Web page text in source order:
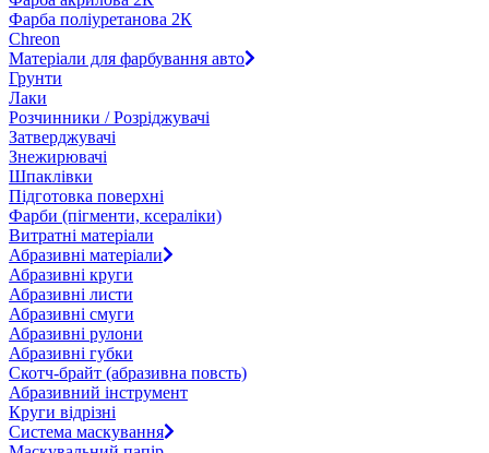
Фарба поліуретанова 2К
Chreon
Матеріали для фарбування авто
Грунти
Лаки
Розчинники / Розріджувачі
Затверджувачі
Знежирювачі
Шпаклівки
Підготовка поверхні
Фарби (пігменти, ксераліки)
Витратні матеріали
Абразивні матеріали
Абразивні круги
Абразивні листи
Абразивні смуги
Абразивні рулони
Абразивні губки
Скотч-брайт (абразивна повсть)
Абразивний інструмент
Круги відрізні
Система маскування